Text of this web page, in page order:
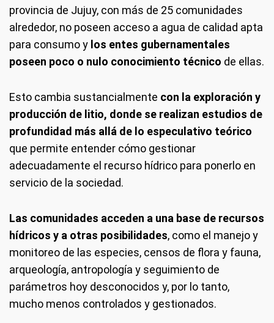
provincia de Jujuy, con más de 25 comunidades
alrededor, no poseen acceso a agua de calidad apta
para consumo y los entes gubernamentales
poseen poco o nulo conocimiento técnico de ellas.
Esto cambia sustancialmente con la exploración y
producción de litio, donde se realizan estudios de
profundidad más allá de lo especulativo teórico
que permite entender cómo gestionar
adecuadamente el recurso hídrico para ponerlo en
servicio de la sociedad.
Las comunidades acceden a una base de recursos
hídricos y a otras posibilidades, como el manejo y
monitoreo de las especies, censos de flora y fauna,
arqueología, antropología y seguimiento de
parámetros hoy desconocidos y, por lo tanto,
mucho menos controlados y gestionados.